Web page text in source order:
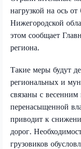
нагрузкой на ось
Нижегородской
этом сообщает
региона.
Такие меры будут
региональных и
связаны с весенним
перенасыщенной
приводит к
дорог.
грузовиков